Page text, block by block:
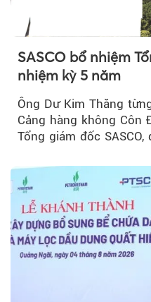
SASCO bổ nhiệm
nhiệm kỳ 5 năm
Ông Dư Kim Thăng
Cảng hàng không Côn
Tổng giám đốc